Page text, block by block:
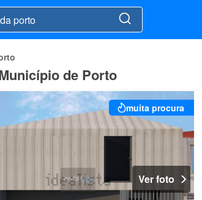
de Porto
muita procura
Ver foto